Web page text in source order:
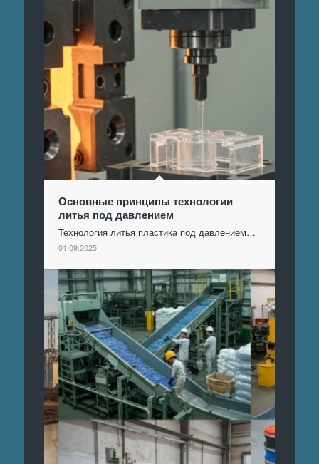
Основные принципы технологии
литья под давлением
Технология литья пластика под давлением…
01.09.2025